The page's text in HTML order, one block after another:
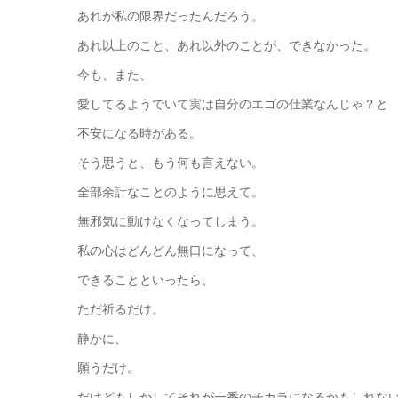
あれが私の限界だったんだろう。
あれ以上のこと、あれ以外のことが、できなかった。
今も、また、
愛してるようでいて実は自分のエゴの仕業なんじゃ？と
不安になる時がある。
そう思うと、もう何も言えない。
全部余計なことのように思えて。
無邪気に動けなくなってしまう。
私の心はどんどん無口になって、
できることといったら、
ただ祈るだけ。
静かに、
願うだけ。